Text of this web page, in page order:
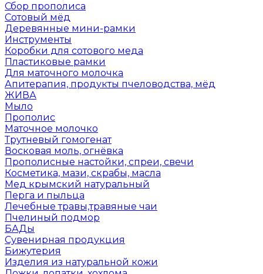
Сбор прополиса
Сотовый мёд
Деревянные мини-рамки
Инструменты
Коробки для сотового меда
Пластиковые рамки
Для маточного молочка
Апитерапия, продукты пчеловодства, мёд
ЖИВА
Мыло
Прополис
Маточное молочко
Трутневый гомогенат
Восковая моль, огнёвка
Прополисные настойки, спреи, свечи
Косметика, мази, скрабы, масла
Мед крымский натуральный
Перга и пыльца
Лечебные травы,травяные чаи
Пчелиный подмор
БАДы
Сувенирная продукция
Бижутерия
Изделия из натуральной кожи